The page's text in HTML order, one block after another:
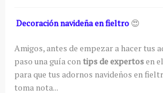
Decoración navideña en fieltro😍
Amigos, antes de empezar a hacer tus
paso una guía con tips de expertosen
para que tus adornos navideños en
toma nota...